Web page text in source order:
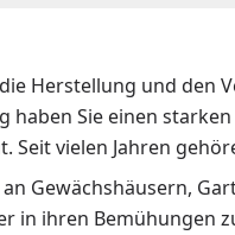
Herstellung und den
Sie einen
vielen Jahren
Gewächshäusern,
in ihren Bemühungen